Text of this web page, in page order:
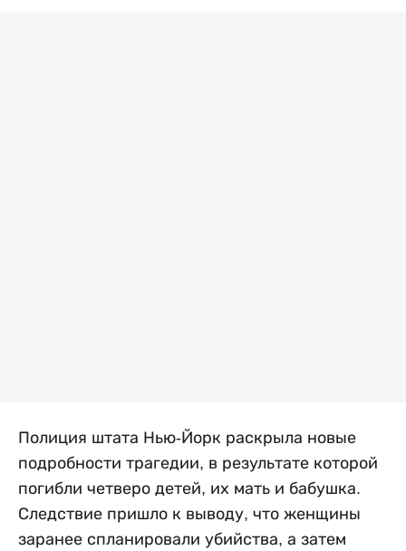
Полиция штата Нью-Йорк раскрыла новые
подробности трагедии, в результате которой
погибли четверо детей, их мать и бабушка.
Следствие пришло к выводу, что женщины
заранее спланировали убийства, а затем